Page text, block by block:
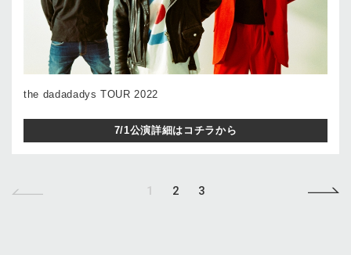
the dadadadys TOUR 2022
7/1公演詳細はコチラから
1 2 3